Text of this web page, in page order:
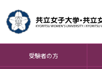
受験者の方